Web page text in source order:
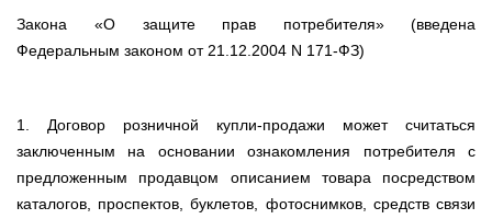
Закона «О защите прав потребителя»
(введена
Федеральным законом от 21.12.2004 N 171-ФЗ)
1. Договор розничной купли-продажи может считаться
заключенным на основании ознакомления потребителя с
предложенным продавцом описанием товара посредством
каталогов, проспектов, буклетов, фотоснимков, средств связи